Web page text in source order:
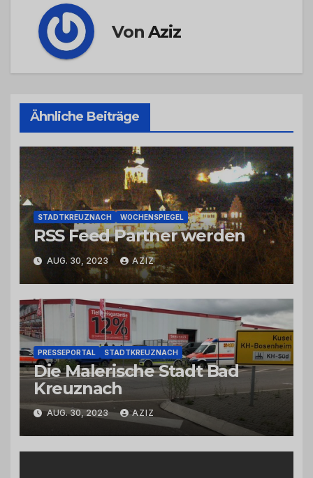
VonAziz
Ähnliche Beiträge
STADTKREUZNACH WOCHENSPIEGEL
RSS Feed Partner werden
AUG. 30, 2023 AZIZ
PRESSEPORTAL STADTKREUZNACH
Die Malerische Stadt Bad
Kreuznach
AUG. 30, 2023 AZIZ